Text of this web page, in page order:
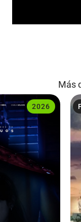
Más
2026